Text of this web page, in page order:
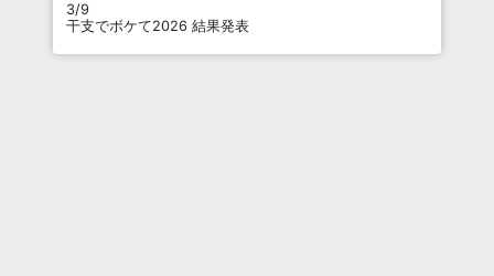
3/9
干支でボケて2026 結果発表